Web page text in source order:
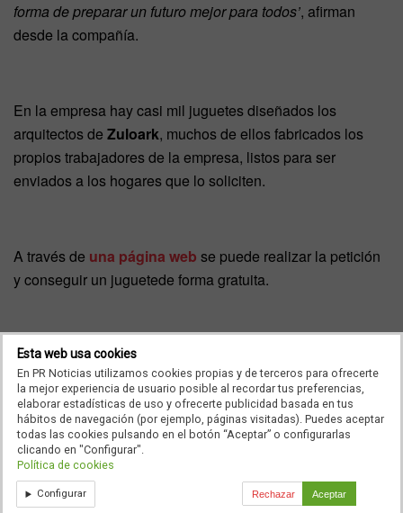
forma de preparar un futuro mejor para todos’, afirman
desde la compañía.
En la empresa hay casi mil juguetes diseñados los
arquitectos de Zuloark, muchos de ellos fabricados los
propios trabajadores de la empresa, listos para ser
enviados a los hogares que lo soliciten.
A través de una página web se puede realizar la petición
y conseguir un juguetede forma gratuita.
El ‘Dragón Don Don’, de madera o de cartón; el
‘Gusatapón’ y ‘el Bólido Loco’ son algunas de las
opciones para los usuarios, junto al ‘Muñeco Dosojos’, la
‘Vuvuzela’, la bombilla ‘Flora Florita’ y el ‘Robotteitor’,
entre otros juguetes.
Esta web usa cookies
En PR Noticias utilizamos cookies propias y de terceros para ofrecerte
la mejor experiencia de usuario posible al recordar tus preferencias,
elaborar estadísticas de uso y ofrecerte publicidad basada en tus
hábitos de navegación (por ejemplo, páginas visitadas). Puedes aceptar
todas las cookies pulsando en el botón “Aceptar” o configurarlas
clicando en "Configurar".
Política de cookies
Configurar Rechazar Aceptar